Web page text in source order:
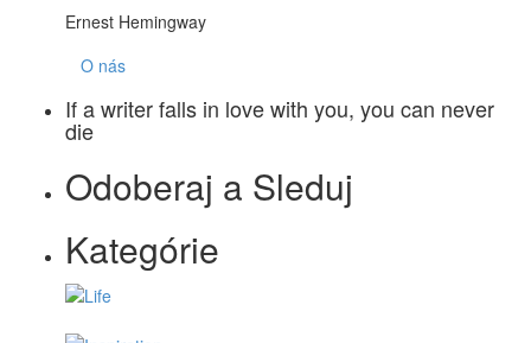
Ernest Hemingway
O nás
If a writer falls in love with you, you can never
die
Odoberaj a Sleduj
Kategórie